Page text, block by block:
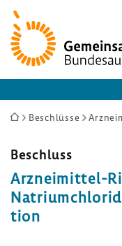
Zur
Startseite
Sie
hier:
Beschlüsse
Beschluss
Arzneimittel-​
tion